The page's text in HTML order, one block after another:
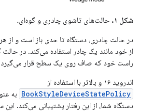
شکل ۱.
حالت‌های تاشوی چادری و گوه‌ای.
در حالت چادری، دستگاه تا حدی باز است و از
از خود مانند یک چادر استفاده می‌کند. در حالت
راست خود که صاف روی یک سطح قرار
اندروید ۱۶ و بالاتر با استفاده از
BookStyleDeviceStatePolicy به
دستگاه شما، از این رفتار پشتیبانی می‌کند.